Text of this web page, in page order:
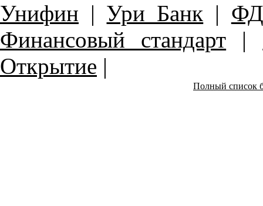
Унифин | Ури Банк |
Финансовый стандарт |
Открытие |
Полный список